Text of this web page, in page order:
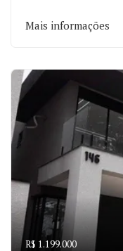
Mais informações
R$ 1.199.000